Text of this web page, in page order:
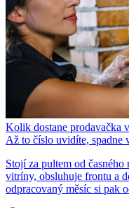
Kolik dostane prodavačka
Až to číslo uvidíte, spadne
Stojí za pultem od
vitríny, obsluhuje frontu a
odpracovaný měsíc si pak